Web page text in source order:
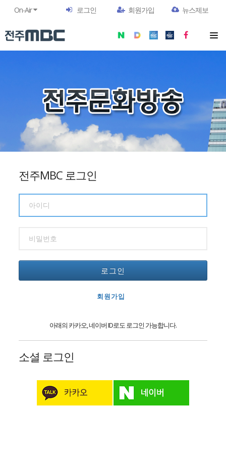
On-Air 로그인 회원가입 뉴스제보
전주MBC 로그인
로그인
회원가입
아래의 카카오, 네이버 ID로도 로그인 가능합니다.
소셜 로그인